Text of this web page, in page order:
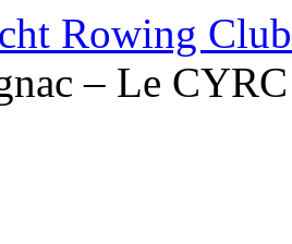
Rowing Club
– Le CYRC